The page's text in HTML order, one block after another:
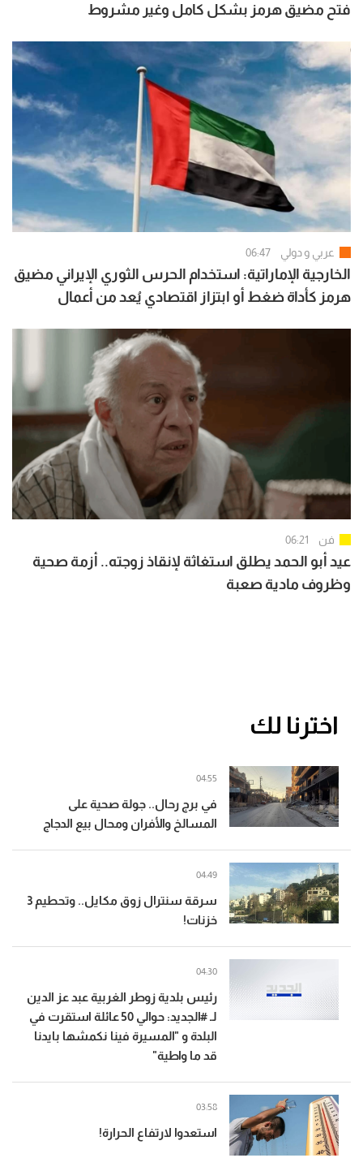
فتح مضيق هرمز بشكل كامل وغير مشروط
عربي و دولي 06:47
الخارجية الإماراتية: استخدام الحرس الثوري الإيراني مضيق
هرمز كأداة ضغط أو ابتزاز اقتصادي يُعد من أعمال
فن 06:21
عيد أبو الحمد يطلق استغاثة لإنقاذ زوجته.. أزمة صحية
وظروف مادية صعبة
اخترنا لك
في برج رحال.. جولة صحية على
المسالخ والأفران ومحال بيع الدجاج
04:55
سرقة سنترال زوق مكايل.. وتحطيم 3
خزنات!
04:49
رئيس بلدية زوطر الغربية عبد عز الدين
لـ #الجديد: حوالي 50 عائلة استقرت في
البلدة و "المسيرة فينا نكمشها بايدنا
قد ما واطية"
04:30
استعدوا لارتفاع الحرارة!
03:58